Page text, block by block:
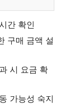
간 확인
구매 금액 설
시 요금 확
가능성 숙지